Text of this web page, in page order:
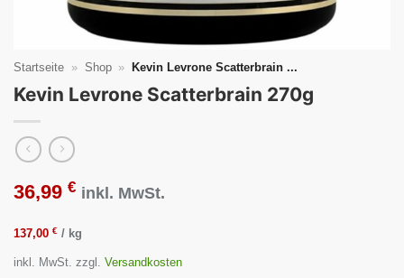
Startseite » Shop » Kevin Levrone Scatterbrain ...
Kevin Levrone Scatterbrain 270g
36,99 € inkl. MwSt.
137,00 € / kg
inkl. MwSt. zzgl. Versandkosten